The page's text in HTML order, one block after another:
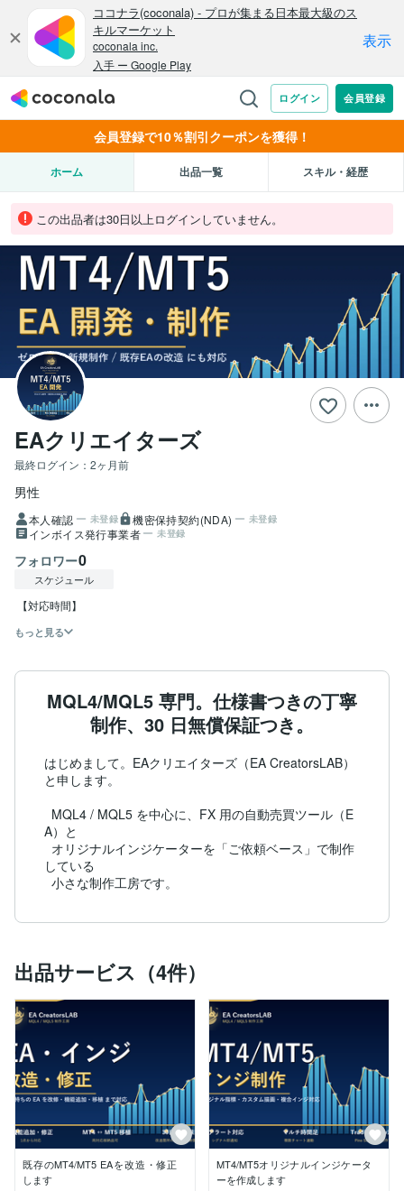
会員登録で10％割引クーポンを獲得！
ホーム 出品一覧 スキル・経歴
この出品者は30日以上ログインしていません。
EAクリエイターズ
最終ログイン： 2ヶ月前
男性
本人確認 未登録 機密保持契約(NDA) 未登録
インボイス発行事業者 未登録
フォロワー0
スケジュール
【対応時間】
もっと見る
MQL4/MQL5 専門。仕様書つきの丁寧
制作、30 日無償保証つき。
はじめまして。EAクリエイターズ（EA CreatorsLAB）
と申します。
A）と
している
  小さな制作工房です。
出品サービス（4件）
既存のMT4/MT5 EAを改造・修正
します
MT4/MT5オリジナルインジケータ
ーを作成します